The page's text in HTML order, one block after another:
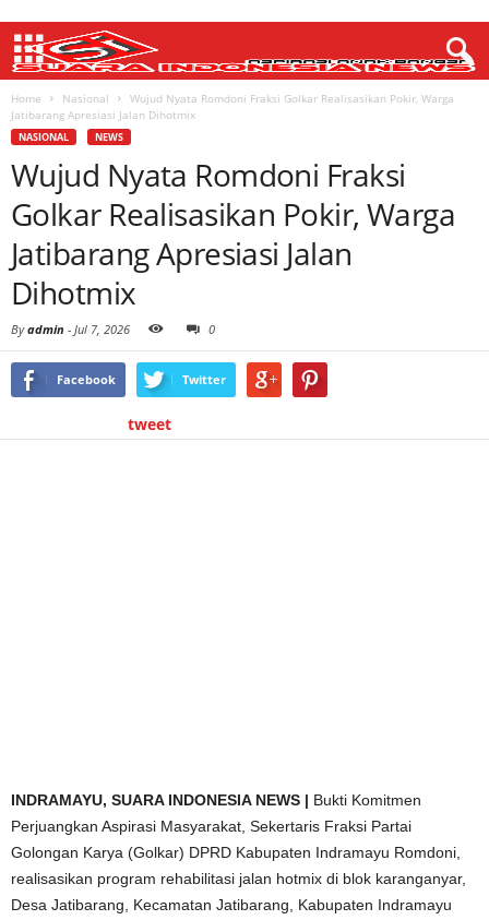
Home Nasional
Wujud Nyata Romdoni Fraksi Golkar Realisasikan Pokir, Warga
Jatibarang Apresiasi Jalan Dihotmix
NASIONAL NEWS
Wujud Nyata Romdoni Fraksi
Golkar Realisasikan Pokir, Warga
Jatibarang Apresiasi Jalan
Dihotmix
Byadmin - Jul 7, 2026 0
Facebook Twitter
tweet
INDRAMAYU, SUARA INDONESIA NEWS | Bukti Komitmen
Perjuangkan Aspirasi Masyarakat, Sekertaris Fraksi Partai
Golongan Karya (Golkar) DPRD Kabupaten Indramayu Romdoni,
realisasikan program rehabilitasi jalan hotmix di blok karanganyar,
Desa Jatibarang, Kecamatan Jatibarang, Kabupaten Indramayu